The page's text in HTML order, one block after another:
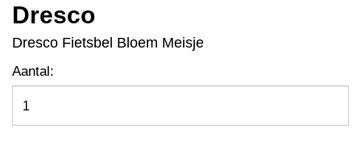
Dresco
Dresco Fietsbel Bloem Meisje
Aantal: